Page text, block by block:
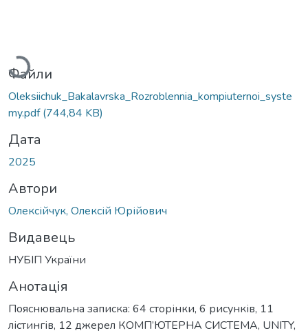
Вантажиться...
Файли
Oleksiichuk_Bakalavrska_Rozroblennia_kompiuternoi_syste
my.pdf(744,84 KB)
Дата
2025
Автори
Олексійчук, Олексій Юрійович
Видавець
НУБІП України
Анотація
Пояснювальна записка: 64 сторінки, 6 рисунків, 11
лістингів, 12 джерел КОМП’ЮТЕРНА СИСТЕМА, UNITY,